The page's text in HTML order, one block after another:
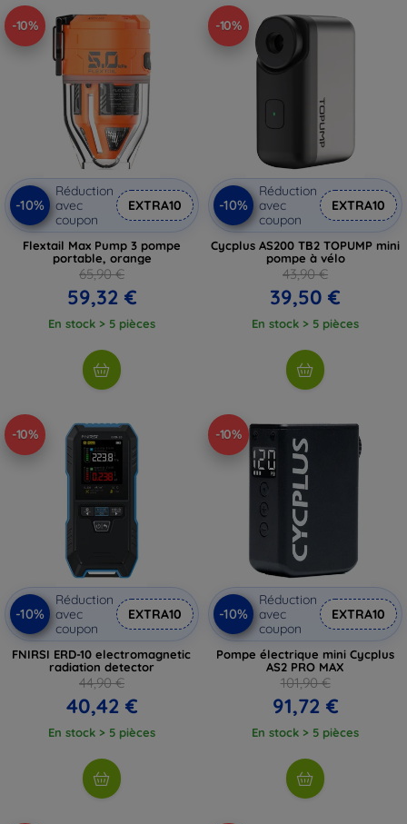
-10%
-10%
Réduction
avec
coupon
EXTRA10
Flextail Max Pump 3 pompe
portable, orange
65,90 €
59,32 €
En stock > 5 pièces
-10%
-10%
Réduction
avec
coupon
EXTRA10
Cycplus AS200 TB2 TOPUMP mini
pompe à vélo
43,90 €
39,50 €
En stock > 5 pièces
-10%
-10%
Réduction
avec
coupon
EXTRA10
FNIRSI ERD-10 electromagnetic
radiation detector
44,90 €
40,42 €
En stock > 5 pièces
-10%
-10%
Réduction
avec
coupon
EXTRA10
Pompe électrique mini Cycplus
AS2 PRO MAX
101,90 €
91,72 €
En stock > 5 pièces